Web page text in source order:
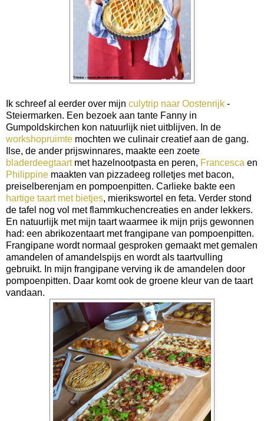
Ik schreef al eerder over mijn culytrip naar Oostenrijk -
Steiermarken. Een bezoek aan tante Fanny in
Gumpoldskirchen kon natuurlijk niet uitblijven. In de
workshopruimte mochten we culinair creatief aan de gang.
Ilse, de ander prijswinnares, maakte een zoete
bladerdeegtaartmet hazelnootpasta en peren, Francesca en
Philippine maakten van pizzadeeg rolletjes met bacon,
preiselberenjam en pompoenpitten. Carlieke bakte een
hartige taart met bietjes, mierikswortel en feta. Verder stond
de tafel nog vol met flammkuchencreaties en ander lekkers.
En natuurlijk met mijn taart waarmee ik mijn prijs gewonnen
had: een abrikozentaart met frangipane van pompoenpitten.
Frangipane wordt normaal gesproken gemaakt met gemalen
amandelen of amandelspijs en wordt als taartvulling
gebruikt. In mijn frangipane verving ik de amandelen door
pompoenpitten. Daar komt ook de groene kleur van de taart
vandaan.